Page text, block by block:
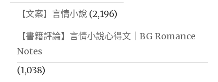
【文案】言情小說 (2,196)
【書籍評論】言情小說心得文｜BG Romance
Notes
(1,038)